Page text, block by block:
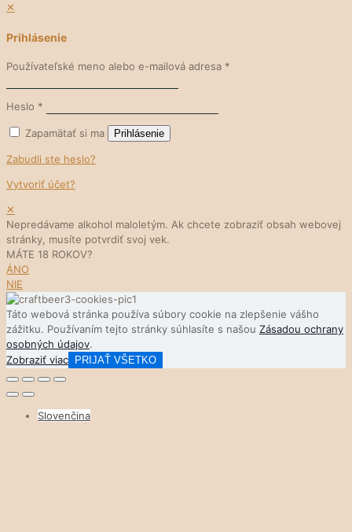
✕
Prihlásenie
Používateľské meno alebo e-mailová adresa *
Heslo *
Zapamätať si ma Prihlásenie
Zabudli ste heslo?
Vytvoriť účet?
✕
Nepredávame alkohol maloletým. Ak chcete zobraziť obsah webovej
stránky, musíte potvrdiť svoj vek.
MÁTE 18 ROKOV?
ÁNO
NIE
Táto webová stránka používa súbory cookie na zlepšenie vášho
zážitku. Používaním tejto stránky súhlasíte s našou Zásadou ochrany
osobných údajov.
Zobraziť viac
PRIJAŤ VŠETKO
Slovenčina